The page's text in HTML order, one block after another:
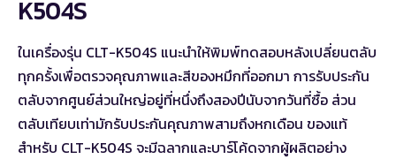
K504S
ในเครื่องรุ่น CLT-K504S แนะนำให้พิมพ์ทดสอบหลังเปลี่ยนตลับ
ทุกครั้งเพื่อตรวจคุณภาพและสีของหมึกที่ออกมา การรับประกัน
ตลับจากศูนย์ส่วนใหญ่อยู่ที่หนึ่งถึงสองปีนับจากวันที่ซื้อ ส่วน
ตลับเทียบเท่ามักรับประกันคุณภาพสามถึงหกเดือน ของแท้
สำหรับ CLT-K504S จะมีฉลากและบาร์โค้ดจากผู้ผลิตอย่าง